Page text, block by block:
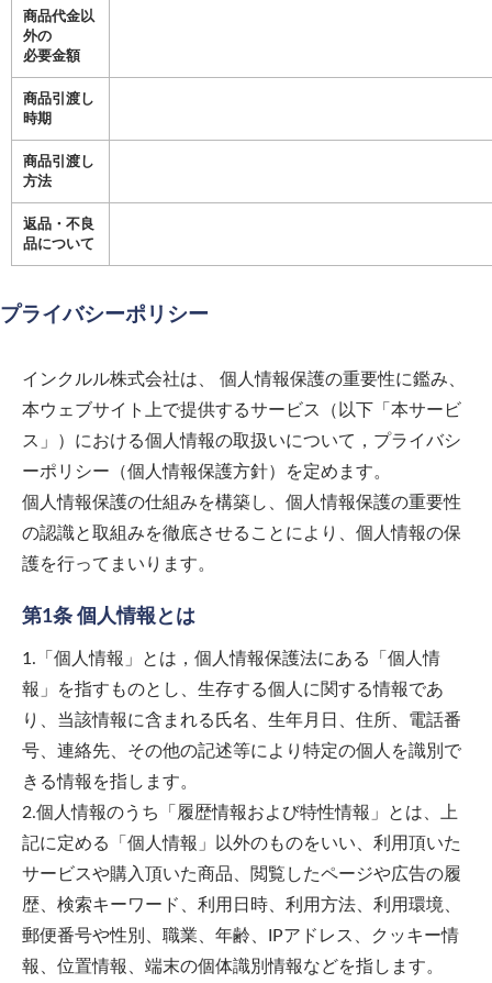
商品代金以
外の
必要金額
商品引渡し
時期
商品引渡し
方法
返品・不良
品について
プライバシーポリシー
インクルル株式会社は、 個人情報保護の重要性に鑑み、
本ウェブサイト上で提供するサービス（以下「本サービ
ス」）における個人情報の取扱いについて，プライバシ
ーポリシー（個人情報保護方針）を定めます。
個人情報保護の仕組みを構築し、個人情報保護の重要性
の認識と取組みを徹底させることにより、個人情報の保
護を行ってまいります。
第1条 個人情報とは
1.「個人情報」とは，個人情報保護法にある「個人情
報」を指すものとし、生存する個人に関する情報であ
り、当該情報に含まれる氏名、生年月日、住所、電話番
号、連絡先、その他の記述等により特定の個人を識別で
きる情報を指します。
2.個人情報のうち「履歴情報および特性情報」とは、上
記に定める「個人情報」以外のものをいい、利用頂いた
サービスや購入頂いた商品、閲覧したページや広告の履
歴、検索キーワード、利用日時、利用方法、利用環境、
郵便番号や性別、職業、年齢、IPアドレス、クッキー情
報、位置情報、端末の個体識別情報などを指します。